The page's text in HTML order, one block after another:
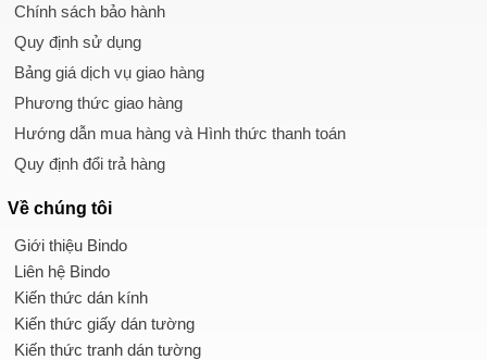
Chính sách bảo hành
Quy định sử dụng
Bảng giá dịch vụ giao hàng
Phương thức giao hàng
Hướng dẫn mua hàng và Hình thức thanh toán
Quy định đổi trả hàng
Về chúng tôi
Giới thiệu Bindo
Liên hệ Bindo
Kiến thức dán kính
Kiến thức giấy dán tường
Kiến thức tranh dán tường